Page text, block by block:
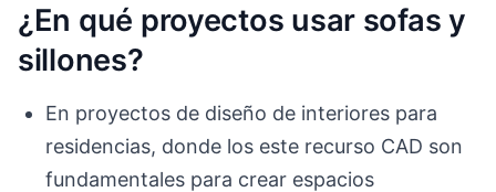
¿En qué proyectos usar sofas y
sillones?
En proyectos de diseño de interiores para
residencias, donde los este recurso CAD son
fundamentales para crear espacios